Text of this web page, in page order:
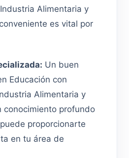
Alimentaria y
es vital por
Un buen
Educación con
Alimentaria y
conocimiento profundo
proporcionarte
en tu área de